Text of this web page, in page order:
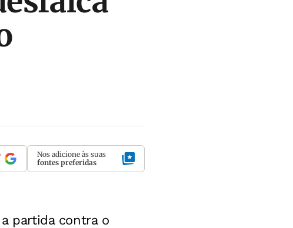
Nos adicione às suas
fontes preferidas
partida contra o